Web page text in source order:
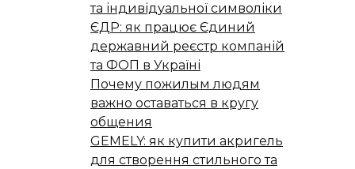
та індивідуальної символіки
ЄДР: як працює Єдиний
державний реєстр компаній
та ФОП в Україні
Почему пожилым людям
важно оставаться в кругу
общения
GEMELY: як купити акригель
для створення стильного та